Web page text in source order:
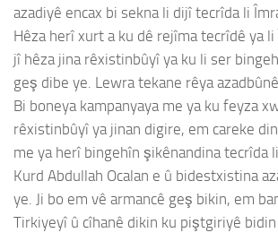
azadiyê encax bi sekna li dijî tecrîda li
Hêza herî xurt a ku dê rejîma tecrîdê ya
jî hêza jina rêxistinbûyî ya ku li ser
geş dibe ye. Lewra tekane rêya
Bi boneya kampanyaya me ya ku feyza
rêxistinbûyî ya jinan digire, em careke
me ya herî bingehîn şikênandina tecrîda
Kurd Abdullah Ocalan e û bidestxistina
ye. Ji bo em vê armancê geş bikin, em
Tirkiyeyî û cîhanê dikin ku piştgiriyê